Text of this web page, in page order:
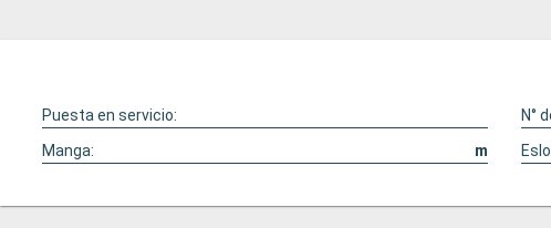
Puesta en servicio: N°
Manga:
m